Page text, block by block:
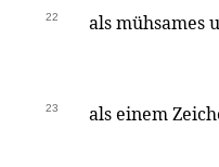
22 als mühsames
23 als einem